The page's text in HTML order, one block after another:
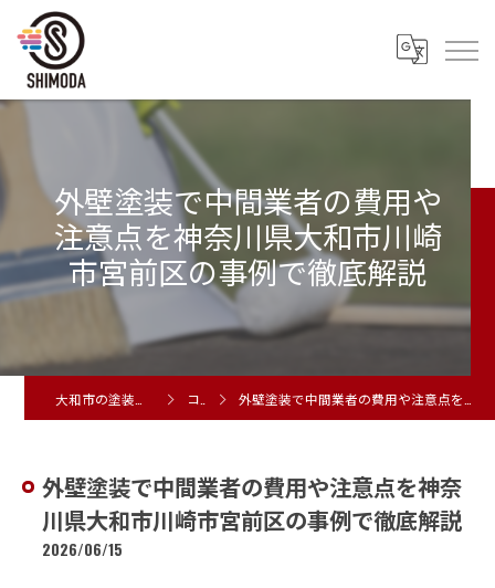
外壁塗装で中間業者の費用や
注意点を神奈川県大和市川崎
市宮前区の事例で徹底解説
コラム 外壁塗装で中間業者の費用や注意点を神奈川県大和市川崎市宮前区の事例で徹底解説
外壁塗装で中間業者の費用や注意点を神奈
川県大和市川崎市宮前区の事例で徹底解説
2026/06/15